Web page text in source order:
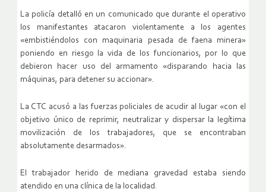
La policía detalló en un comunicado que durante el operativo
los manifestantes atacaron violentamente a los agentes
«embistiéndolos con maquinaria pesada de faena minera»
poniendo en riesgo la vida de los funcionarios, por lo que
debieron hacer uso del armamento «disparando hacia las
máquinas, para detener su accionar».
La CTC acusó a las fuerzas policiales de acudir al lugar «con el
objetivo único de reprimir, neutralizar y dispersar la legítima
movilización de los trabajadores, que se encontraban
absolutamente desarmados».
El trabajador herido de mediana gravedad estaba siendo
atendido en una clínica de la localidad.